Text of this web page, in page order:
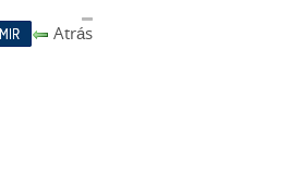
Atrás